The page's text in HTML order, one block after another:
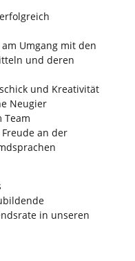
Umgang mit den
und deren
und Kreativität
Neugier
Team
an der
in unseren